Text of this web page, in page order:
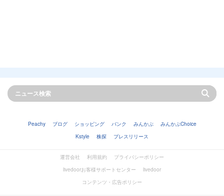
Peachy ブログ ショッピング バンク みんかぶ
みんかぶChoice
Kstyle
株探 プレスリリース
運営会社 利用規約
プライバシーポリシー
livedoorお客様サポートセンター
livedoor
コンテンツ・広告ポリシー